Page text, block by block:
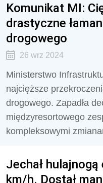
Komunikat MI:
drastyczne
drogowego
26 wrz 2024
Ministerstwo
najcięższe
drogowego. Zapadła
międzyresortowego
kompleksowymi
Jechał
km/h. Dostał